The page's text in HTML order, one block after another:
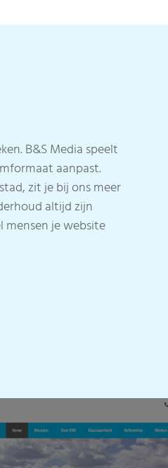
B&S Media speelt
aanpast.
zit je bij ons meer
altijd zijn
mensen je website